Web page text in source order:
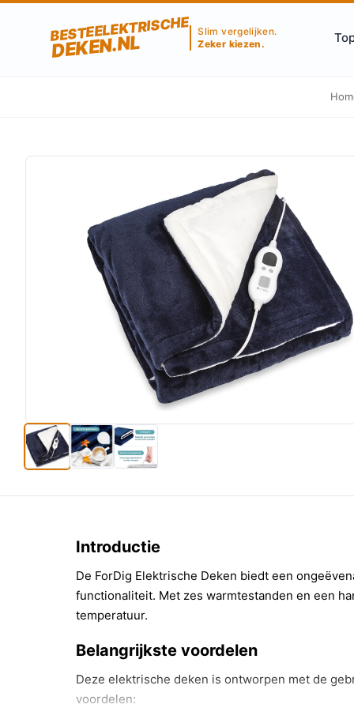
BESTEELEKTRISCHE
DEKEN.NL
Slim vergelijken.
Zeker kiezen.
Introductie
De ForDig Elektrische Deken biedt een
functionaliteit. Met zes warmtestanden en een
temperatuur.
Belangrijkste voordelen
Deze elektrische deken is ontworpen met de
voordelen: